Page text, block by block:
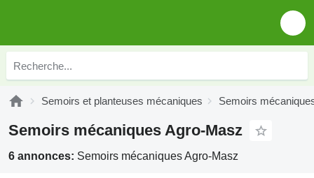
Semoirs et planteuses mécaniques Semoirs
Semoirs mécaniques Agro-Masz
6 annonces: Semoirs mécaniques Agro-Masz